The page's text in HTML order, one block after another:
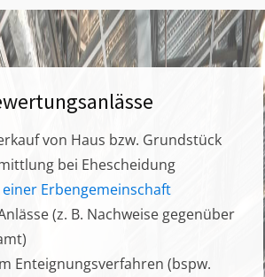
von Haus bzw. Grundstück
bei Ehescheidung
Erbengemeinschaft
(z. B. Nachweise gegenüber
Enteignungsverfahren (bspw.